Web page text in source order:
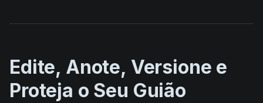
Edite, Anote, Versione e
Proteja o Seu Guião